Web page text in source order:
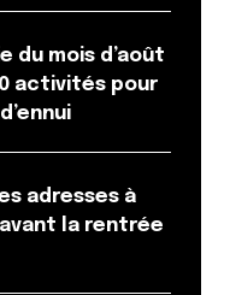
end au Village
J’ai vraiment
terrible two et de
du mois d’août
activités pour
adresses à
la rentrée